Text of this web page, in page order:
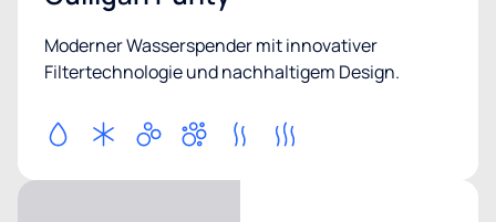
Moderner Wasserspender mit innovativer
Filtertechnologie und nachhaltigem Design.